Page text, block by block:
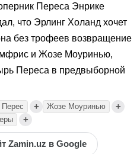
Переса Энрике
что Эрлинг Холанд хочет
без трофеев возвращение
и Жозе Моуринью,
Переса в предвыборной
+ Жозе Моуринью +
+
Zamin.uz в Google